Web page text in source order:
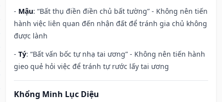
- Mậu: “Bất thụ điền điền chủ bất tường” - Không nên tiến
hành việc liên quan đến nhận đất để tránh gia chủ không
được lành
- Tý: “Bất vấn bốc tự nhạ tai ương” - Không nên tiến hành
gieo quẻ hỏi việc để tránh tự rước lấy tai ương
Khổng Minh Lục Diệu